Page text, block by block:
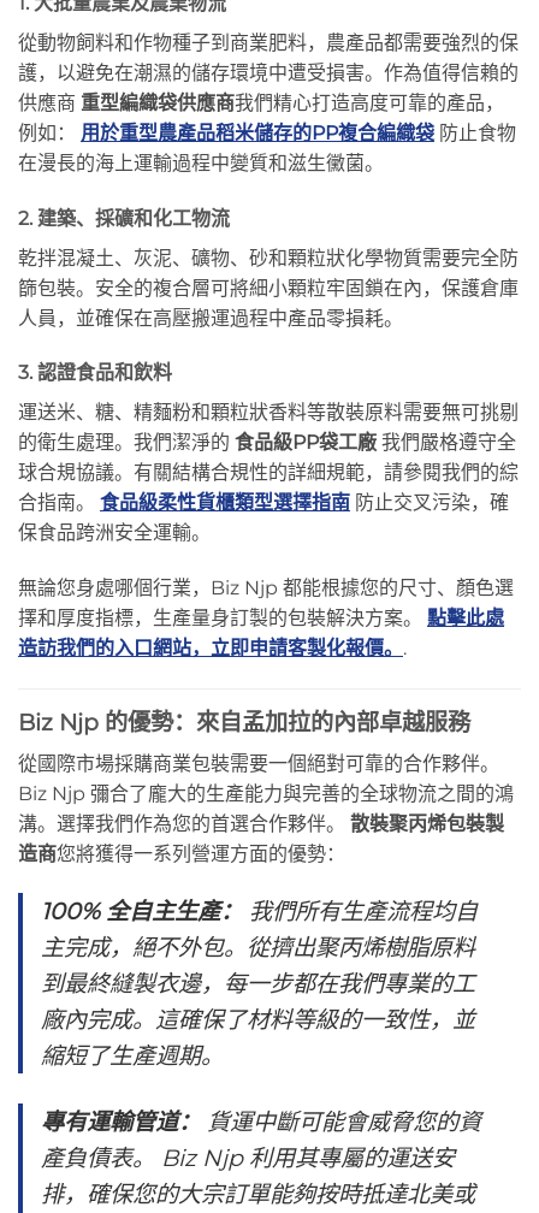
從動物飼料和作物種子到商業肥料，農產品都需要強烈的保
護，以避免在潮濕的儲存環境中遭受損害。作為值得信賴的
供應商 重型編織袋供應商我們精心打造高度可靠的產品，
例如： 用於重型農產品稻米儲存的PP複合編織袋 防止食物
在漫長的海上運輸過程中變質和滋生黴菌。
2. 建築、採礦和化工物流
乾拌混凝土、灰泥、礦物、砂和顆粒狀化學物質需要完全防
篩包裝。安全的複合層可將細小顆粒牢固鎖在內，保護倉庫
人員，並確保在高壓搬運過程中產品零損耗。
3. 認證食品和飲料
運送米、糖、精麵粉和顆粒狀香料等散裝原料需要無可挑剔
的衛生處理。我們潔淨的 食品級PP袋工廠 我們嚴格遵守全
球合規協議。有關結構合規性的詳細規範，請參閱我們的綜
合指南。 食品級柔性貨櫃類型選擇指南 防止交叉污染，確
保食品跨洲安全運輸。
無論您身處哪個行業，Biz Njp 都能根據您的尺寸、顏色選
擇和厚度指標，生產量身訂製的包裝解決方案。 點擊此處
造訪我們的入口網站，立即申請客製化報價。 .
Biz Njp 的優勢：來自孟加拉的內部卓越服務
從國際市場採購商業包裝需要一個絕對可靠的合作夥伴。
Biz Njp 彌合了龐大的生產能力與完善的全球物流之間的鴻
溝。選擇我們作為您的首選合作夥伴。 散裝聚丙烯包裝製
造商您將獲得一系列營運方面的優勢：
100% 全自主生產：
我們所有生產流程均自
主完成，絕不外包。從擠出聚丙烯樹脂原料
到最終縫製衣邊，每一步都在我們專業的工
廠內完成。這確保了材料等級的一致性，並
縮短了生產週期。
專有運輸管道：
貨運中斷可能會威脅您的資
產負債表。 Biz Njp 利用其專屬的運送安
排，確保您的大宗訂單能夠按時抵達北美或